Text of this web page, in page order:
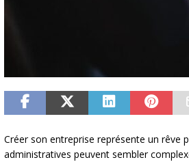
Créer son entreprise représente un rêve
administratives peuvent sembler